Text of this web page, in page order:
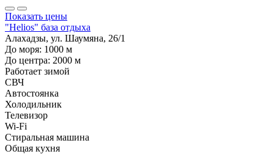
Показать цены
"Helios" база отдыха
Алахадзы, ул. Шаумяна, 26/1
До моря: 1000 м
До центра: 2000 м
Работает зимой
СВЧ
Автостоянка
Холодильник
Телевизор
Wi-Fi
Стиральная машина
Общая кухня